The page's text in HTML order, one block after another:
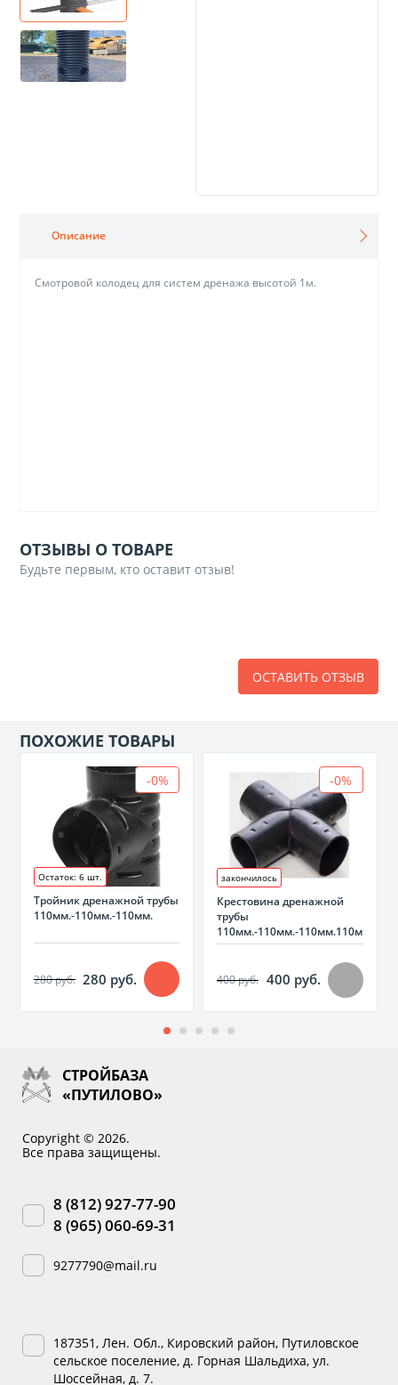
Описание
Смотровой колодец для систем дренажа высотой 1м.
ОТЗЫВЫ О ТОВАРЕ
Будьте первым, кто оставит отзыв!
ОСТАВИТЬ ОТЗЫВ
ПОХОЖИЕ ТОВАРЫ
-0%
Остаток: 6 шт.
Тройник дренажной трубы
110мм.-110мм.-110мм.
280 руб. 280 руб.
-0%
закончилось
Крестовина дренажной
трубы
110мм.-110мм.-110мм.110мм.
400 руб. 400 руб.
СТРОЙБАЗА
«ПУТИЛОВО»
Copyright © 2026.
Все права защищены.
8 (812) 927-77-90
8 (965) 060-69-31
9277790@mail.ru
187351, Лен. Обл., Кировский район, Путиловское
сельское поселение, д. Горная Шальдиха, ул.
Шоссейная, д. 7.